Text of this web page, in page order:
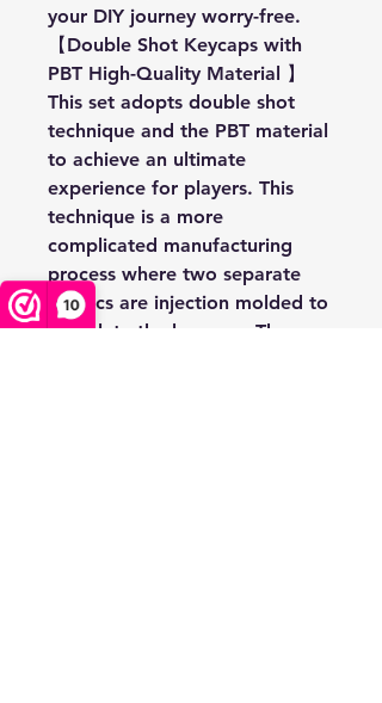
10
your DIY journey worry-free.
【Double Shot Keycaps with
PBT High-Quality Material 】
This set adopts double shot
technique and the PBT material
to achieve an ultimate
experience for players. This
technique is a more
complicated manufacturing
process where two separate
plastics are injection molded to
complete the keycaps. The